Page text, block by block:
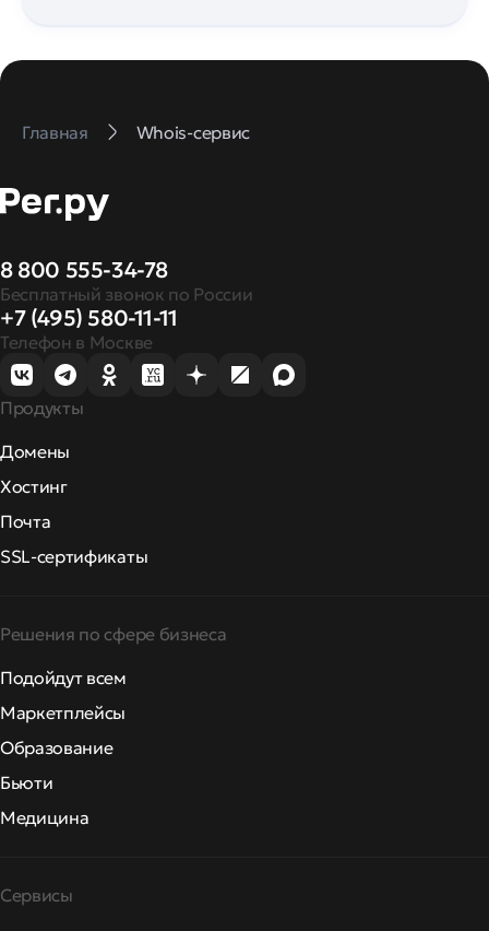
Главная Whois-сервис
8 800 555-34-78
Бесплатный звонок по России
+7 (495) 580-11-11
Телефон в Москве
Продукты
Домены
Хостинг
Почта
SSL-сертификаты
Решения по сфере бизнеса
Подойдут всем
Маркетплейсы
Образование
Бьюти
Медицина
Сервисы